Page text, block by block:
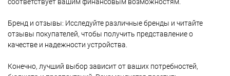
Бренд и отзывы: Исследуйте различные бренды и читайте
отзывы покупателей, чтобы получить представление о
качестве и надежности устройства.
Конечно, лучший выбор зависит от ваших потребностей,